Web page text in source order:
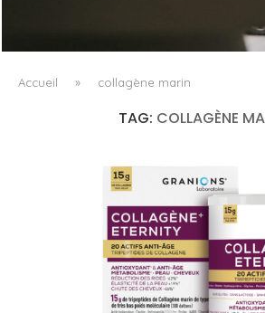
QUAND LE TEXTILE
Accueil » collagène marin
TAG: COLLAGÈNE